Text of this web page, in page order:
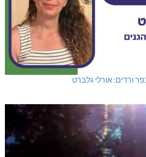
ורדים: אורלי גלברט